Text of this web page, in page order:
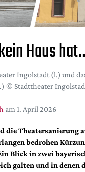
TheaterHaus
Ingolstadt (l.) und
© Stadttheater
am 1. April 2026
die Theatersanierung
bedrohen
Blick in zwei
galten und in denen